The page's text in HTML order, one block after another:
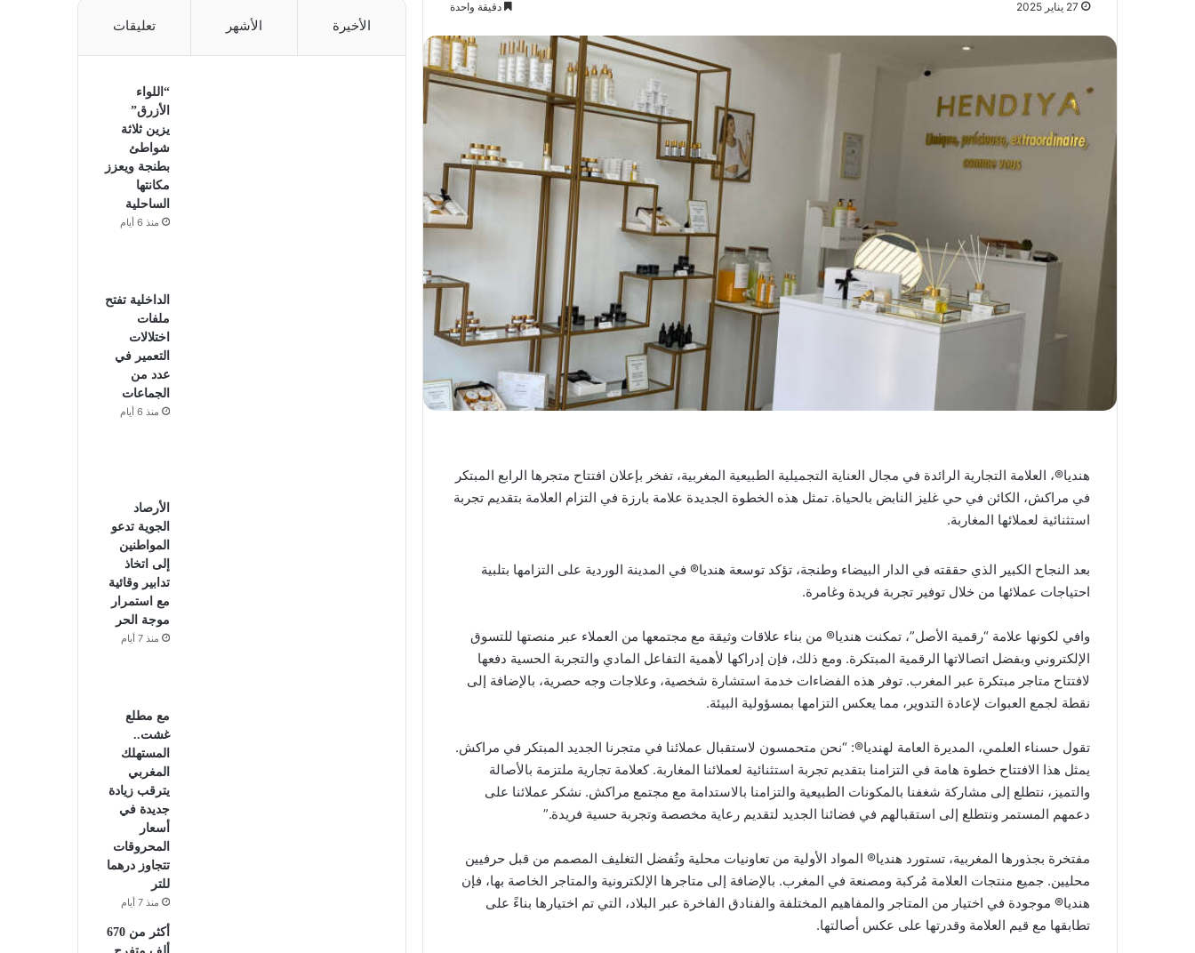
27 يناير 2025 دقيقة واحدة
هنديا®، العلامة التجارية الرائدة في مجال العناية التجميلية الطبيعية المغربية، تفخر بإعلان افتتاح متجرها الرابع المبتكر
في مراكش، الكائن في حي غليز النابض بالحياة. تمثل هذه الخطوة الجديدة علامة بارزة في التزام العلامة بتقديم تجربة
استثنائية لعملائها المغاربة.
بعد النجاح الكبير الذي حققته في الدار البيضاء وطنجة، تؤكد توسعة هنديا® في المدينة الوردية على التزامها بتلبية
احتياجات عملائها من خلال توفير تجربة فريدة وغامرة.
وافي لكونها علامة “رقمية الأصل”، تمكنت هنديا® من بناء علاقات وثيقة مع مجتمعها من العملاء عبر منصتها للتسوق
الإلكتروني وبفضل اتصالاتها الرقمية المبتكرة. ومع ذلك، فإن إدراكها لأهمية التفاعل المادي والتجربة الحسية دفعها
لافتتاح متاجر مبتكرة عبر المغرب. توفر هذه الفضاءات خدمة استشارة شخصية، وعلاجات وجه حصرية، بالإضافة إلى
نقطة لجمع العبوات لإعادة التدوير، مما يعكس التزامها بمسؤولية البيئة.
تقول حسناء العلمي، المديرة العامة لهنديا®: “نحن متحمسون لاستقبال عملائنا في متجرنا الجديد المبتكر في مراكش.
يمثل هذا الافتتاح خطوة هامة في التزامنا بتقديم تجربة استثنائية لعملائنا المغاربة. كعلامة تجارية ملتزمة بالأصالة
والتميز، نتطلع إلى مشاركة شغفنا بالمكونات الطبيعية والتزامنا بالاستدامة مع مجتمع مراكش. نشكر عملائنا على
دعمهم المستمر ونتطلع إلى استقبالهم في فضائنا الجديد لتقديم رعاية مخصصة وتجربة حسية فريدة.”
مفتخرة بجذورها المغربية، تستورد هنديا® المواد الأولية من تعاونيات محلية وتُفضل التغليف المصمم من قبل حرفيين
محليين. جميع منتجات العلامة مُركبة ومصنعة في المغرب. بالإضافة إلى متاجرها الإلكترونية والمتاجر الخاصة بها، فإن
هنديا® موجودة في اختيار من المتاجر والمفاهيم المختلفة والفنادق الفاخرة عبر البلاد، التي تم اختيارها بناءً على
تطابقها مع قيم العلامة وقدرتها على عكس أصالتها.
الأخيرة الأشهر تعليقات
“اللواء
الأزرق”
يزين ثلاثة
شواطئ
بطنجة ويعزز
مكانتها
الساحلية
منذ 6 أيام
الداخلية تفتح
ملفات
اختلالات
التعمير في
عدد من
الجماعات
منذ 6 أيام
الأرصاد
الجوية تدعو
المواطنين
إلى اتخاذ
تدابير وقائية
مع استمرار
موجة الحر
منذ 7 أيام
مع مطلع
غشت..
المستهلك
المغربي
يترقب زيادة
جديدة في
أسعار
المحروقات
تتجاوز درهما
للتر
منذ 7 أيام
أكثر من 670